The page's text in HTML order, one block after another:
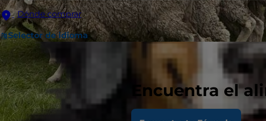
Dónde comprar
Selector de idioma
Encuentra el